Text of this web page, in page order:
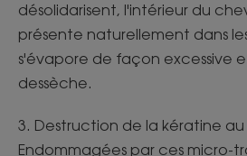
désolidarisent, l'intérieur du
présente naturellement dans
s'évapore de façon excessive
dessèche.
3. Destruction de la kératine
Endommagées par ces micro-